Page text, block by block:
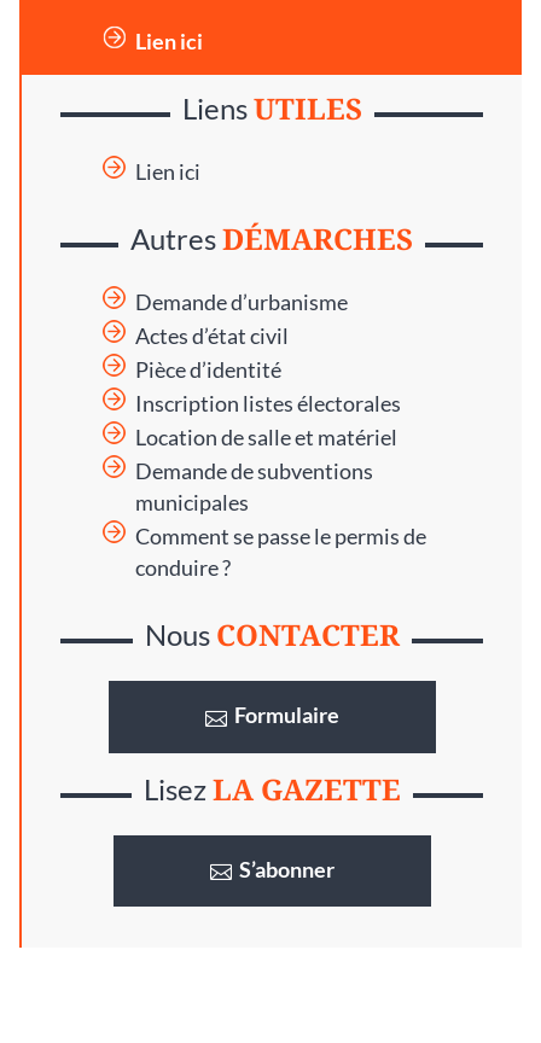
Lien ici
LiensUTILES
Lien ici
AutresDÉMARCHES
Demande d’urbanisme
Actes d’état civil
Pièce d’identité
Inscription listes électorales
Location de salle et matériel
Demande de subventions
municipales
Comment se passe le permis de
conduire ?
Nous CONTACTER
Formulaire
LisezLA GAZETTE
S’abonner